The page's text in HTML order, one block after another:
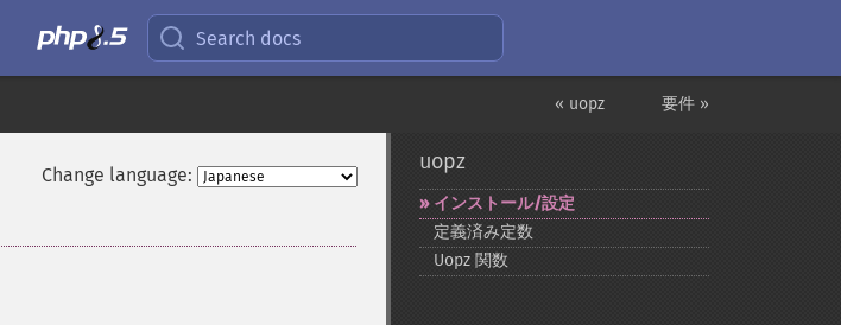
Search docs
要件 »
« uopz
Change language:
uopz
インストール/設定
定義済み定数
Uopz 関数